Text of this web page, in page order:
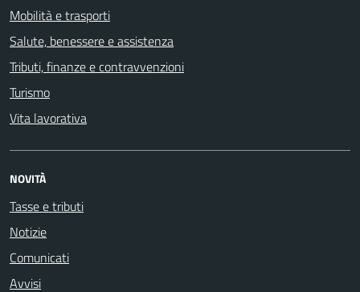
Mobilità e trasporti
Salute, benessere e assistenza
Tributi, finanze e contravvenzioni
Turismo
Vita lavorativa
NOVITÀ
Tasse e tributi
Notizie
Comunicati
Avvisi